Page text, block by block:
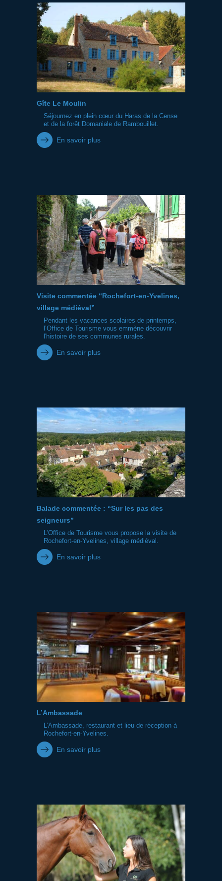
Gîte Le Moulin
Séjournez en plein cœur du Haras de la Cense
et de la forêt Domaniale de Rambouillet.
En savoir plus
Visite commentée “Rochefort-en-Yvelines,
village médiéval”
Pendant les vacances scolaires de printemps,
l’Office de Tourisme vous emmène découvrir
l'histoire de ses communes rurales.
En savoir plus
Balade commentée : “Sur les pas des
seigneurs”
L'Office de Tourisme vous propose la visite de
Rochefort-en-Yvelines, village médiéval.
En savoir plus
L’Ambassade
L’Ambassade, restaurant et lieu de réception à
Rochefort‑en‑Yvelines.
En savoir plus